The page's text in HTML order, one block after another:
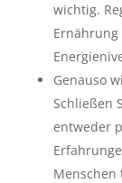
wichtig.
Genauso
Schließen
entweder
Menschen